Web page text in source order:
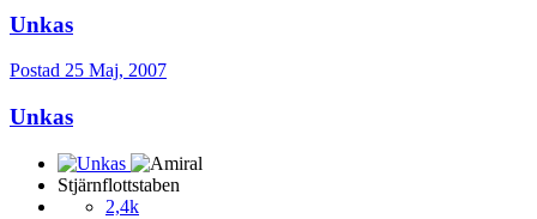
Unkas
Postad 25 Maj, 2007
Unkas
Stjärnflottstaben
2,4k